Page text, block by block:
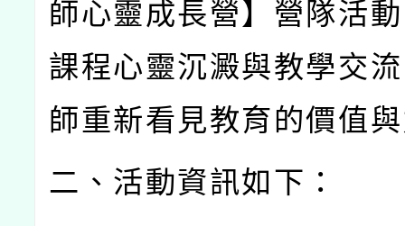
師心靈成長營】營隊活
課程心靈沉澱與教學交
師重新看見教育的價值
二、活動資訊如下：